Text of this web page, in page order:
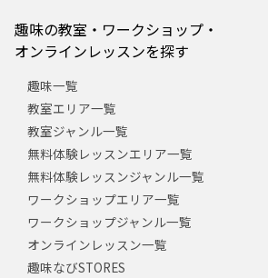
趣味の教室・ワークショップ・
オンラインレッスンを探す
趣味一覧
教室エリア一覧
教室ジャンル一覧
無料体験レッスンエリア一覧
無料体験レッスンジャンル一覧
ワークショップエリア一覧
ワークショップジャンル一覧
オンラインレッスン一覧
趣味なびSTORES